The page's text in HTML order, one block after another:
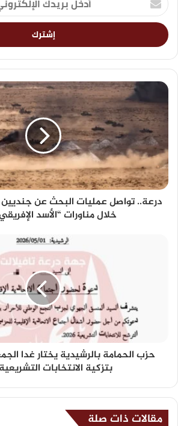
درعة.. تواصل عمليات البحث عن
خلال مناورات “الأسد الإفريقي
حزب الحمامة بالرشيدية يختار غدا
بتزكية الانتخابات التشريعية 2026
مقالات ذات صلة